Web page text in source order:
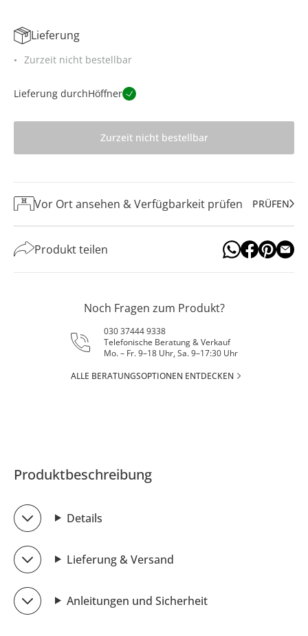
Lieferung
Zurzeit nicht bestellbar
Lieferung durchHöffner
Zurzeit nicht bestellbar
Vor Ort ansehen & Verfügbarkeit prüfen PRÜFEN
Produkt teilen
Noch Fragen zum Produkt?
030 37444 9338
Telefonische Beratung & Verkauf
Mo. – Fr. 9–18 Uhr, Sa. 9–17:30 Uhr
ALLE BERATUNGSOPTIONEN ENTDECKEN
Produktbeschreibung
Details
Lieferung & Versand
Anleitungen und Sicherheit